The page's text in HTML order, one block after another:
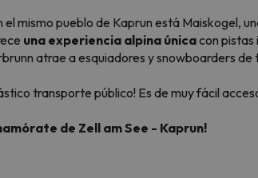
el mismo pueblo de Kaprun está Maiskogel,
una experiencia alpina únicacon pistas
atrae a esquiadores y snowboarders de
transporte público! Es de muy fácil
de Zell am See - Kaprun!